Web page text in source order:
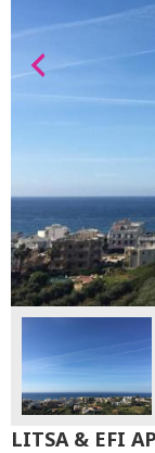
LITSA & EFI